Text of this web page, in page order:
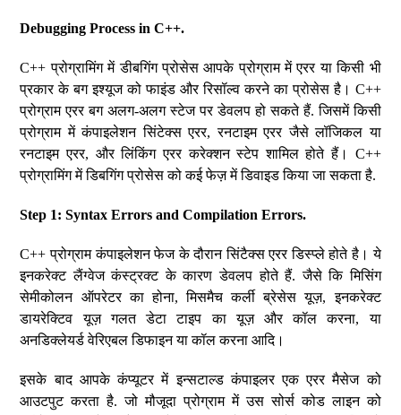
Debugging Process in C++.
C++ प्रोग्रामिंग में डीबगिंग प्रोसेस आपके प्रोग्राम में एरर या किसी भी
प्रकार के बग इश्यूज को फाइंड और रिसॉल्व करने का प्रोसेस है। C++
प्रोग्राम एरर बग अलग-अलग स्टेज पर डेवलप हो सकते हैं. जिसमें किसी
प्रोग्राम में कंपाइलेशन सिंटेक्स एरर, रनटाइम एरर जैसे लॉजिकल या
रनटाइम एरर, और लिंकिंग एरर करेक्शन स्टेप शामिल होते हैं। C++
प्रोग्रामिंग में डिबगिंग प्रोसेस को कई फेज़ में डिवाइड किया जा सकता है.
Step 1: Syntax Errors and Compilation Errors.
C++ प्रोग्राम कंपाइलेशन फेज के दौरान सिंटैक्स एरर डिस्प्ले होते है। ये
इनकरेक्ट लैंग्वेज कंस्ट्रक्ट के कारण डेवलप होते हैं. जैसे कि मिसिंग
सेमीकोलन ऑपरेटर का होना, मिसमैच कर्ली ब्रेसेस यूज़, इनकरेक्ट
डायरेक्टिव यूज़ गलत डेटा टाइप का यूज़ और कॉल करना, या
अनडिक्लेयर्ड वेरिएबल डिफाइन या कॉल करना आदि।
इसके बाद आपके कंप्यूटर में इन्सटाल्ड कंपाइलर एक एरर मैसेज को
आउटपुट करता है. जो मौजूदा प्रोग्राम में उस सोर्स कोड लाइन को